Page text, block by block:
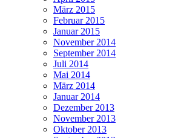
März 2015
Februar 2015
Januar 2015
November 2014
September 2014
Juli 2014
Mai 2014
März 2014
Januar 2014
Dezember 2013
November 2013
Oktober 2013